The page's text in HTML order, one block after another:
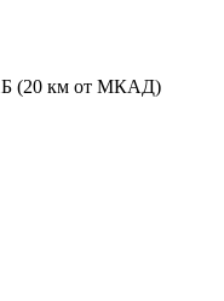
(20 км от МКАД)